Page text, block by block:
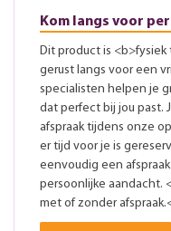
Kom langs voor
Dit product is
gerust langs voor een
specialisten helpen je
dat perfect bij jou past.
afspraak tijdens onze
er tijd voor je is
eenvoudig een
persoonlijke aandacht.
met of zonder